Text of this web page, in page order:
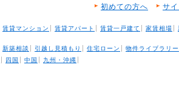
初めての方へ サ
賃貸マンション 賃貸アパート 賃貸一戸建て 家賃相場
新築相談 引越し見積もり 住宅ローン 物件ライブラリー
四国 中国 九州・沖縄